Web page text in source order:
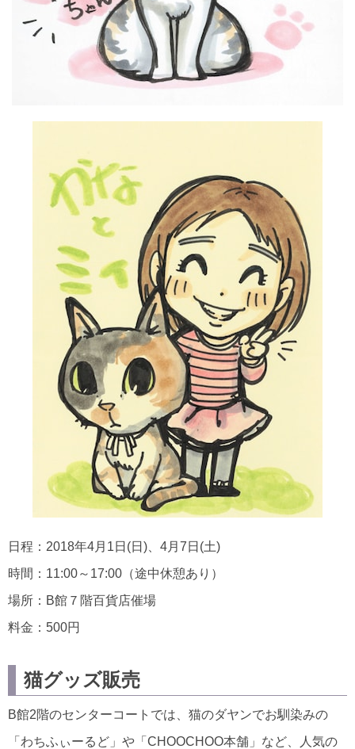
日程：2018年4月1日(日)、4月7日(土)
時間：11:00～17:00（途中休憩あり）
場所：B館７階百貨店催場
料金：500円
猫グッズ販売
B館2階のセンターコートでは、猫のダヤンでお馴染みの
「わちふぃーるど」や「CHOOCHOO本舗」など、人気の